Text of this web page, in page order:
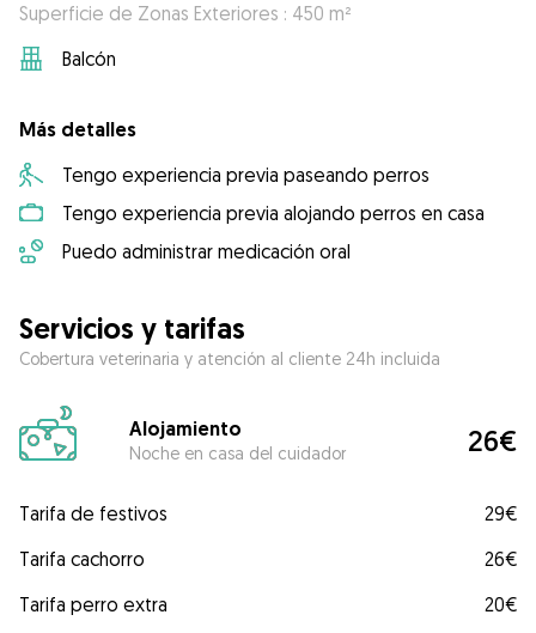
Superficie de Zonas Exteriores : 450 m²
Balcón
Más detalles
Tengo experiencia previa paseando perros
Tengo experiencia previa alojando perros en casa
Puedo administrar medicación oral
Servicios y tarifas
Cobertura veterinaria y atención al cliente 24h incluida
Alojamiento
Noche en casa del cuidador 26€
Tarifa de festivos
29€
Tarifa cachorro
26€
Tarifa perro extra
20€